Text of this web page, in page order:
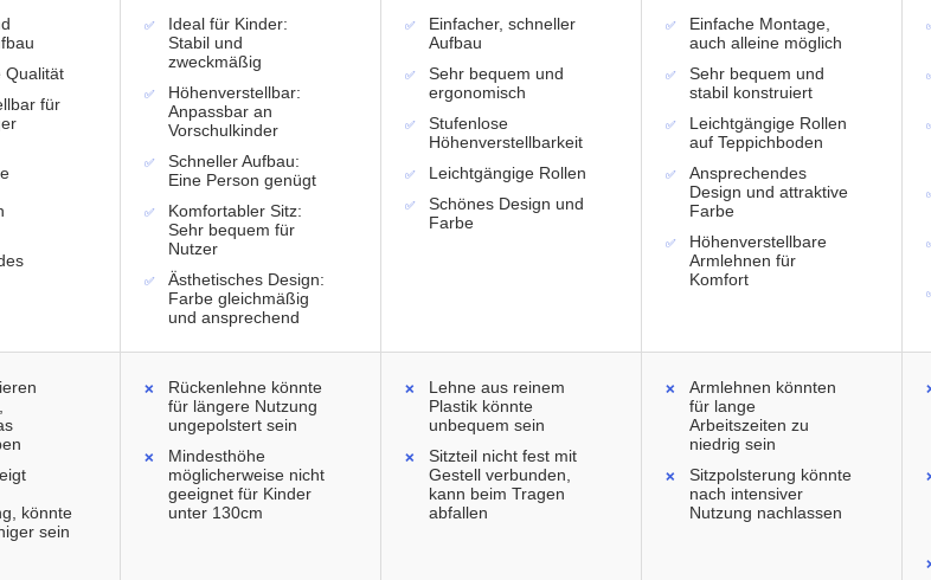
Qualität
für
Ideal für Kinder:
Stabil und
zweckmäßig
Höhenverstellbar:
Anpassbar an
Vorschulkinder
Schneller Aufbau:
Eine Person genügt
Komfortabler Sitz:
Sehr bequem für
Nutzer
Ästhetisches Design:
Farbe gleichmäßig
und ansprechend
Einfacher, schneller
Aufbau
Sehr bequem und
ergonomisch
Stufenlose
Höhenverstellbarkeit
Leichtgängige Rollen
Schönes Design und
Farbe
Einfache Montage,
auch alleine möglich
Sehr bequem und
stabil konstruiert
Leichtgängige Rollen
auf Teppichboden
Ansprechendes
Design und attraktive
Farbe
Höhenverstellbare
Armlehnen für
Komfort
könnte
sein
Rückenlehne könnte
für längere Nutzung
ungepolstert sein
Mindesthöhe
möglicherweise nicht
geeignet für Kinder
unter 130cm
Lehne aus reinem
Plastik könnte
unbequem sein
Sitzteil nicht fest mit
Gestell verbunden,
kann beim Tragen
abfallen
Armlehnen könnten
für lange
Arbeitszeiten zu
niedrig sein
Sitzpolsterung könnte
nach intensiver
Nutzung nachlassen